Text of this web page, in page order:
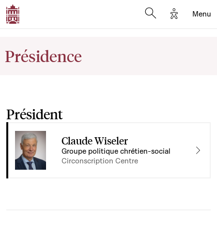
Options
Menu
Présidence
Président
Claude Wiseler
Groupe politique chrétien-social
Circonscription Centre